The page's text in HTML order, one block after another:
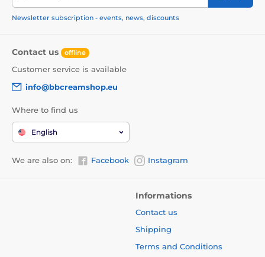
Newsletter subscription - events, news, discounts
Contact us offline
Customer service is available
info@bbcreamshop.eu
Where to find us
English
We are also on: Facebook Instagram
Informations
Contact us
Shipping
Terms and Conditions